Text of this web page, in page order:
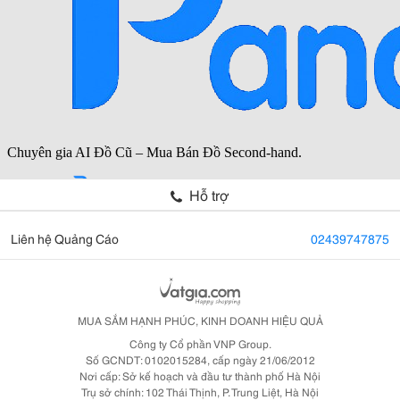
Hỗ trợ
Liên hệ Quảng Cáo 02439747875
MUA SẮM HẠNH PHÚC, KINH DOANH HIỆU QUẢ
Công ty Cổ phần VNP Group.
Số GCNDT: 0102015284, cấp ngày 21/06/2012
Nơi cấp: Sở kế hoạch và đầu tư thành phố Hà Nội
Trụ sở chính: 102 Thái Thịnh, P. Trung Liệt, Hà Nội